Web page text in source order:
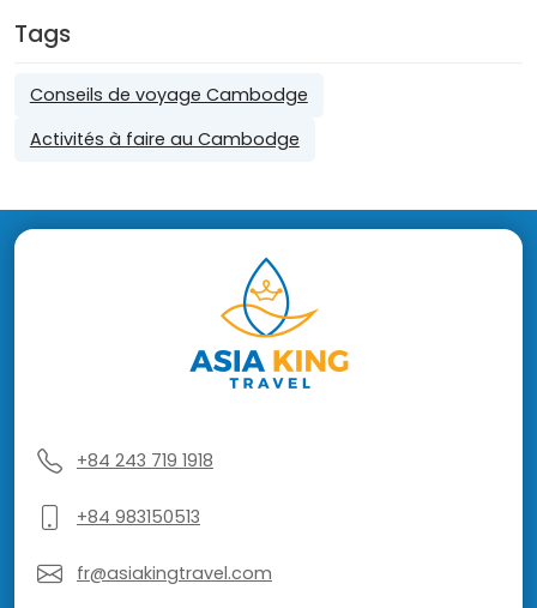
Tags
Conseils de voyage Cambodge
Activités à faire au Cambodge
+84 243 719 1918
+84 983150513
fr@asiakingtravel.com